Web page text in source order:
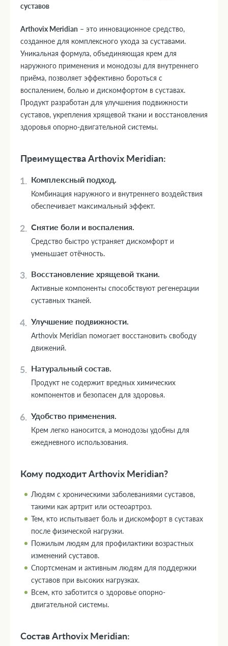
суставов
Arthovix Meridian – это инновационное средство,
созданное для комплексного ухода за суставами.
Уникальная формула, объединяющая крем для
наружного применения и монодозы для внутреннего
приёма, позволяет эффективно бороться с
воспалением, болью и дискомфортом в суставах.
Продукт разработан для улучшения подвижности
суставов, укрепления хрящевой ткани и восстановления
здоровья опорно-двигательной системы.
Преимущества Arthovix Meridian:
Комплексный подход.
Комбинация наружного и внутреннего воздействия
обеспечивает максимальный эффект.
Снятие боли и воспаления.
Средство быстро устраняет дискомфорт и
уменьшает отёчность.
Восстановление хрящевой ткани.
Активные компоненты способствуют регенерации
суставных тканей.
Улучшение подвижности.
Arthovix Meridian помогает восстановить свободу
движений.
Натуральный состав.
Продукт не содержит вредных химических
компонентов и безопасен для здоровья.
Удобство применения.
Крем легко наносится, а монодозы удобны для
ежедневного использования.
Кому подходит Arthovix Meridian?
Людям с хроническими заболеваниями суставов,
такими как артрит или остеоартроз.
Тем, кто испытывает боль и дискомфорт в суставах
после физической нагрузки.
Пожилым людям для профилактики возрастных
изменений суставов.
Спортсменам и активным людям для поддержки
суставов при высоких нагрузках.
Всем, кто заботится о здоровье опорно-
двигательной системы.
Состав Arthovix Meridian: